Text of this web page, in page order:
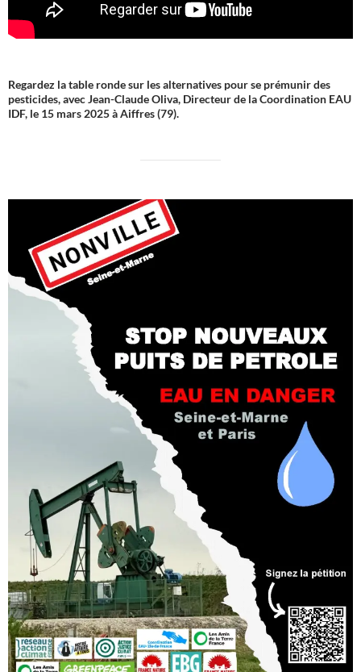
Regardez la table ronde sur les alternatives pour se prémunir des
pesticides, avec Jean-Claude Oliva, Directeur de la Coordination EAU
IDF, le 15 mars 2025 à Aiffres (79).